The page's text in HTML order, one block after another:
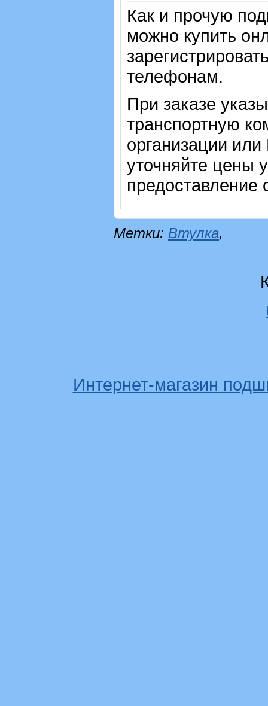
Как и прочую
можно купить
телефонам.
При заказе
транспортную
организации
уточняйте цены
предоставление
Метки: Втулка,
Интернет-магазин